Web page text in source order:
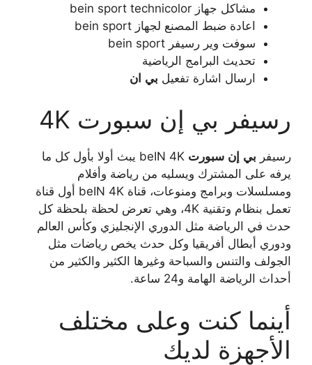
مشاكل جهاز bein sport technicolor
اعادة ضبط المصنع لجهاز bein sport
سوفت وير رسيفر bein sport
تحديث البرامج الرياضية
ارسال اشارة تفعيل بي ان
رسيفر بي إن سبورت 4K
رسيفر بي إن سبورت
beIN 4K يبث أولا بأول كل ما
يرفه على المشترك ويسليه من رياضة وأفلام
ومسلسلات وبرامج ومنوعات، قناة beIN 4K أول قناة
تعمل بنظام وتقنية 4K، وهي تعرض لحظة بلحظة كل
حدث في الرياضة مثل الدوري الإنجليزي وكأس العالم
ودوري أبطال أفريقيا وكل حدث يخص رياضات مثل
الجولف والتنس والسباحة وغيرها الكثير والكثير من
أحداث الرياضة الهامة و24 ساعة.
أينما كنت وعلى مختلف
الأجهزة لديك